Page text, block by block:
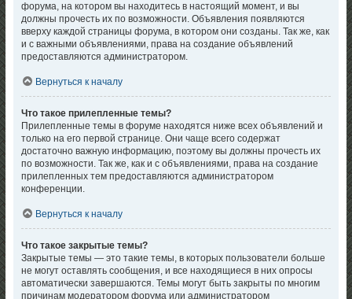
форума, на котором вы находитесь в настоящий момент, и вы
должны прочесть их по возможности. Объявления появляются
вверху каждой страницы форума, в котором они созданы. Так же, как
и с важными объявлениями, права на создание объявлений
предоставляются администратором.
Вернуться к началу
Что такое прилепленные темы?
Прилепленные темы в форуме находятся ниже всех объявлений и
только на его первой странице. Они чаще всего содержат
достаточно важную информацию, поэтому вы должны прочесть их
по возможности. Так же, как и с объявлениями, права на создание
прилепленных тем предоставляются администратором
конференции.
Вернуться к началу
Что такое закрытые темы?
Закрытые темы — это такие темы, в которых пользователи больше
не могут оставлять сообщения, и все находящиеся в них опросы
автоматически завершаются. Темы могут быть закрыты по многим
причинам модератором форума или администратором